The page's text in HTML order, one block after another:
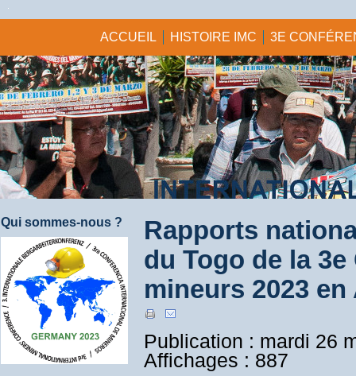
ACCUEIL HISTOIRE IMC 3E
Qui sommes-nous ?
Rapports
du Togo de la
mineurs 2023
Publication : mardi 26
Affichages : 887